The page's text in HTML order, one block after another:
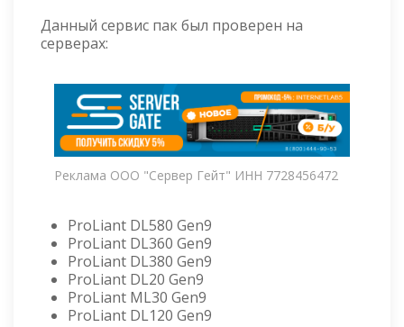
Данный сервис пак был проверен на
серверах:
Реклама ООО "Сервер Гейт" ИНН 7728456472
ProLiant DL580 Gen9
ProLiant DL360 Gen9
ProLiant DL380 Gen9
ProLiant DL20 Gen9
ProLiant ML30 Gen9
ProLiant DL120 Gen9